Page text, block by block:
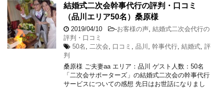
結婚式二次会幹事代行の評判・口コミ
（品川エリア50名）桑原様
2019/04/10 -お客様の声 結婚式二次会代行の
評判・口コミ
50名
二次会 口コミ 品川 幹事代行 結婚式 評
判
桑原様 ご夫妻aa エリア：品川 ゲスト人数：50名
「二次会サポーターズ」の結婚式二次会の幹事代行
サービスについての感想 先日はお世話になりまし